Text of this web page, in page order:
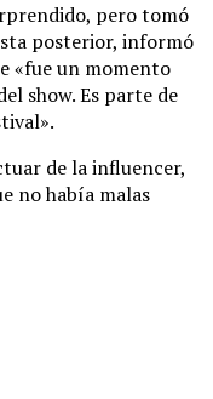
pero tomó
posterior, informó
«fue un momento
show. Es parte de
de la influencer,
no había malas